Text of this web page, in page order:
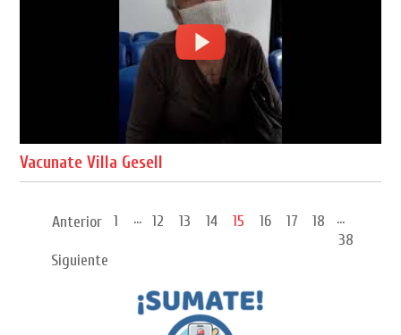
Vacunate Villa Gesell
Anterior 1 ... 12 13 14 15 16 17 18
...
38
Siguiente